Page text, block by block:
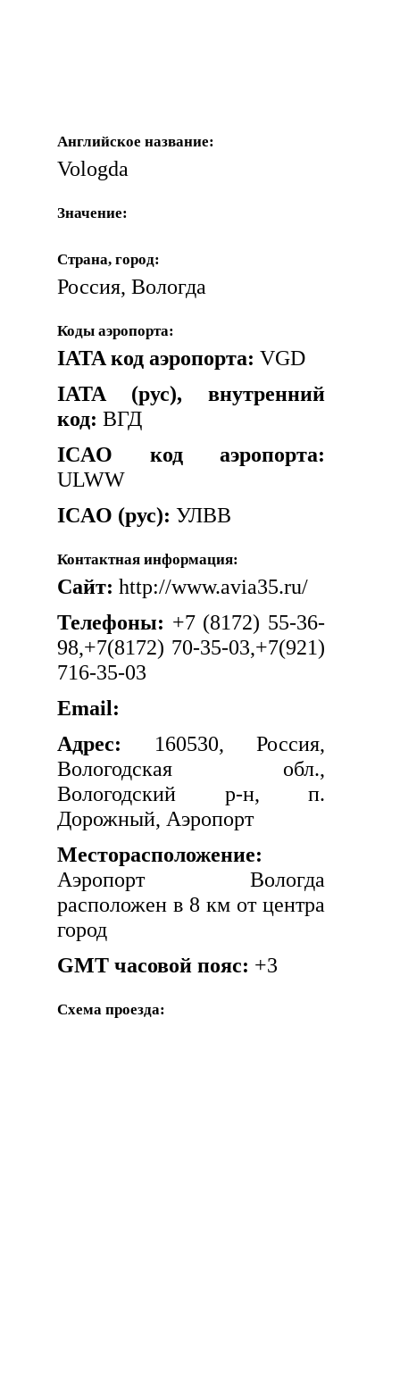
Английское название:
Vologda
Значение:
Страна, город:
Россия, Вологда
Коды аэропорта:
IATA код аэропорта: VGD
IATA (рус), внутренний
код: ВГД
ICAO код аэропорта:
ULWW
ICAO (рус): УЛВВ
Контактная информация:
Сайт: http://www.avia35.ru/
Телефоны: +7 (8172) 55-36-
98,+7(8172) 70-35-03,+7(921)
716-35-03
Email:
Адрес: 160530, Россия,
Вологодская обл.,
Вологодский р-н, п.
Дорожный, Аэропорт
Месторасположение:
Аэропорт Вологда
расположен в 8 км от центра
город
GMT часовой пояс: +3
Схема проезда: